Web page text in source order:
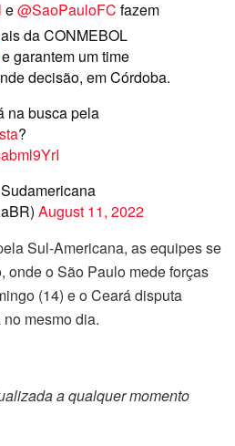
e@SaoPauloFC fazem
da CONMEBOL
e garantem um time
decisão, em Córdoba.
na busca pela
?
August 11, 2022
Sul-Americana, as equipes se
onde o São Paulo mede forças
(14) e o Ceará disputa
mesmo dia.
a qualquer momento